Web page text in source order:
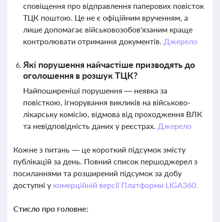
сповіщення про відправлення паперових повісток
ТЦК поштою. Це не є офіційним врученням, а
лише допомагає військовозобов'язаним краще
контролювати отримання документів. Джерело
Які порушення найчастіше призводять до
оголошення в розшук ТЦК?
Найпоширеніші порушення — неявка за
повісткою, ігнорування викликів на військово-
лікарську комісію, відмова від проходження ВЛК
та невідповідність даних у реєстрах. Джерело
Кожне з питань — це короткий підсумок змісту
публікацій за день. Повний список першоджерел з
посиланнями та розширений підсумок за добу
доступні у комерційній версії Платформи LIGA360.
Стисло про головне: